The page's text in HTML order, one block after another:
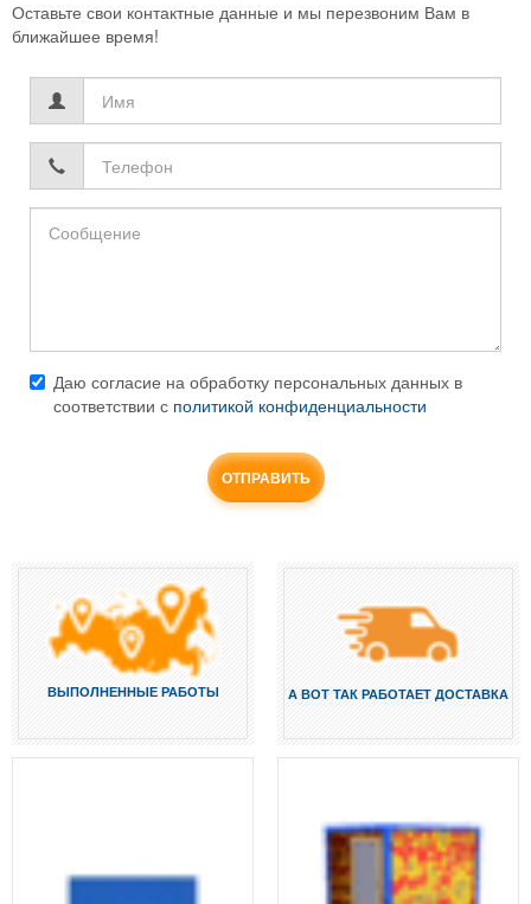
Оставьте свои контактные данные и мы перезвоним Вам в
ближайшее время!
Даю согласие на обработку персональных данных в
соответствии с политикой конфиденциальности
ОТПРАВИТЬ
ВЫПОЛНЕННЫЕ РАБОТЫ А ВОТ ТАК РАБОТАЕТ ДОСТАВКА